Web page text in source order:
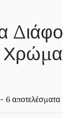
Χρώμα
6 αποτελέσματα